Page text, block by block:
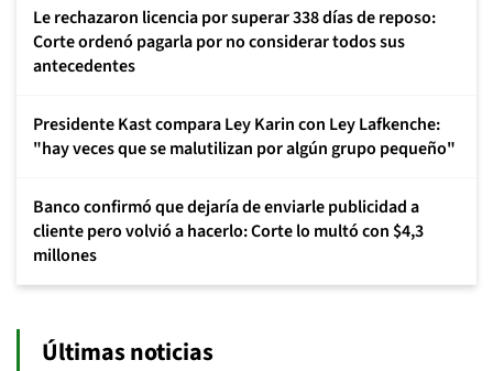
Le rechazaron licencia por superar 338 días de reposo:
Corte ordenó pagarla por no considerar todos sus
antecedentes
Presidente Kast compara Ley Karin con Ley Lafkenche:
"hay veces que se malutilizan por algún grupo pequeño"
Banco confirmó que dejaría de enviarle publicidad a
cliente pero volvió a hacerlo: Corte lo multó con $4,3
millones
Últimas noticias